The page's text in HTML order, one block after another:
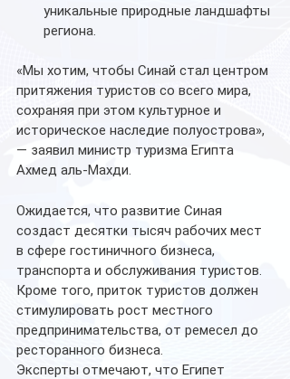
уникальные природные ландшафты
региона.
«Мы хотим, чтобы Синай стал центром
притяжения туристов со всего мира,
сохраняя при этом культурное и
историческое наследие полуострова»,
— заявил министр туризма Египта
Ахмед аль-Махди.
Ожидается, что развитие Синая
создаст десятки тысяч рабочих мест
в сфере гостиничного бизнеса,
транспорта и обслуживания туристов.
Кроме того, приток туристов должен
стимулировать рост местного
предпринимательства, от ремесел до
ресторанного бизнеса.
Эксперты отмечают, что Египет